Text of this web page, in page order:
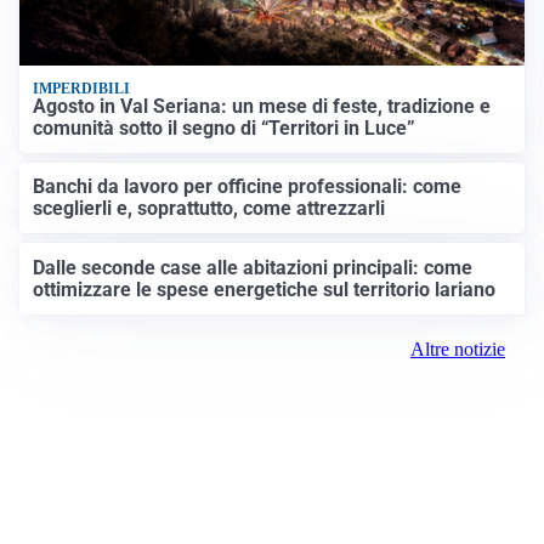
IMPERDIBILI
Agosto in Val Seriana: un mese di feste, tradizione e
comunità sotto il segno di “Territori in Luce”
Banchi da lavoro per officine professionali: come
sceglierli e, soprattutto, come attrezzarli
Dalle seconde case alle abitazioni principali: come
ottimizzare le spese energetiche sul territorio lariano
Altre notizie